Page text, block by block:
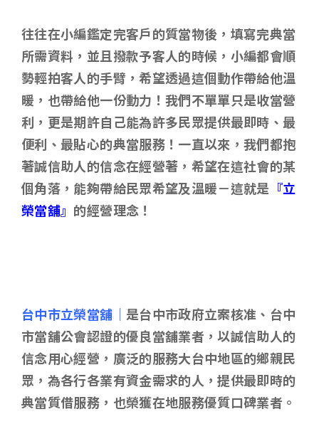
往往在小編鑑定完客戶的質當物後，填寫完典當
所需資料，並且撥款予客人的時候，小編都會順
勢輕拍客人的手臂，希望透過這個動作帶給他溫
暖，也帶給他一份動力！我們不單單只是收當營
利，更是期許自己能為許多民眾提供最即時、最
便利、最貼心的典當服務！一直以來，我們都抱
著誠信助人的信念在經營著，希望在這社會的某
個角落，能夠帶給民眾希望及溫暖－這就是 『立
榮當舖』 的經營理念！
台中市立榮當舖｜ 是台中市政府立案核准、台中
市當舖公會認證的優良當舖業者，以誠信助人的
信念用心經營，廣泛的服務大台中地區的鄉親民
眾，為各行各業有資金需求的人，提供最即時的
典當質借服務，也榮獲在地服務優質口碑業者。